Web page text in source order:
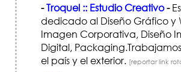
-Troquel :: Estudio Creativo-
dedicado al Diseño Gráfico y
Imagen Corporativa, Diseño
Digital,
el país y el exterior. [reportar link